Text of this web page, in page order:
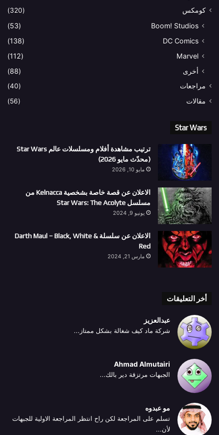
كومكس
(320)
Boom! Studios
(53)
DC Comics
(138)
Marvel
(112)
أخرى
(88)
مراجعات
(40)
مقالات
(56)
Star Wars
ترتيب مشاهدة أفلام ومسلسلات عالم Star Wars
(محدّث مايو 2026)
مايو 10, 2026
الاعلان عن قصة خاصة بشخصية Kelnacca من
مسلسل Star Wars: The Acolyte
يونيو 9, 2024
الاعلان عن سلسلة Darth Maul – Black, White &
Red
مارس 21, 2024
أخر التعليقات
عبدالعزيز
شركة ماد كيف شغالة بشكل ممتاز...
Ahmad Almutairi
الجبهات مرتزقة دير بالك...
مو عبدوه
تسلم على المراجعة لكن راح انتظر المراجعة الاولية للجبهات
لأن...